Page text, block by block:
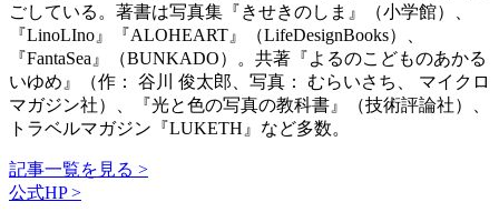
ごしている。著書は写真集『きせきのしま』（小学館）、
『LinoLIno』『ALOHEART』（LifeDesignBooks）、
『FantaSea』（BUNKADO）。共著『よるのこどものあかる
いゆめ』（作： 谷川 俊太郎、写真： むらいさち、 マイクロ
マガジン社）、『光と色の写真の教科書』（技術評論社）、
トラベルマガジン『LUKETH』など多数。
記事一覧を見る >
公式HP >